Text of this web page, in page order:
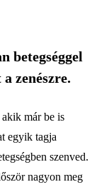
betegséggel
zenészre.
már be is
egyik tagja
szenved.
nagyon meg